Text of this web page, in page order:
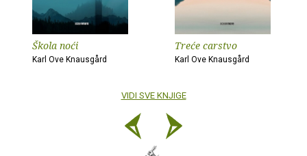
Škola noći
Karl Ove Knausgård
Treće carstvo
Karl Ove Knausgård
VIDI SVE KNJIGE